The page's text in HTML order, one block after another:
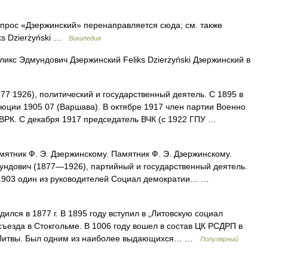
«Дзержинский» перенаправляется сюда; см. также
Dzierżyński …
Википедия
Эдмундович Дзержинский Feliks Dzierżyński Дзержинский в
1926), политический и государственный деятель. С 1895 в
1905 07 (Варшава). В октябре 1917 член партии Военно
С декабря 1917 председатель ВЧК (с 1922 ГПУ …
Ф. Э. Дзержинскому. Памятник Ф. Э. Дзержинскому.
(1877—1926), партийный и государственный деятель.
один из руководителей Социал демократии… …
в 1877 г. В 1895 году вступил в „Литовскую социал
в Стокгольме. В 1006 году вошел в состав ЦК РСДРП в
Литвы. Был одним из наиболее выдающихся… …
Популярный